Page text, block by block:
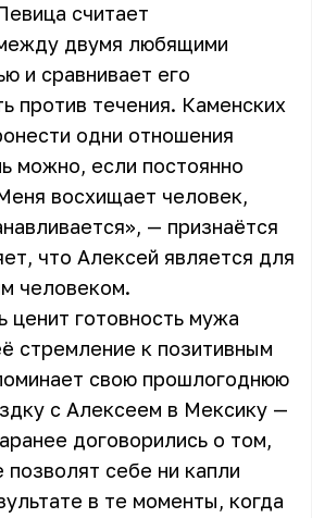
считает
двумя любящими
и сравнивает его
против течения. Каменских
одни отношения
можно, если постоянно
восхищает человек,
— признаётся
что Алексей является для
человеком.
ценит готовность мужа
стремление к позитивным
свою прошлогоднюю
с Алексеем в Мексику —
договорились о том,
позволят себе ни капли
в те моменты, когда